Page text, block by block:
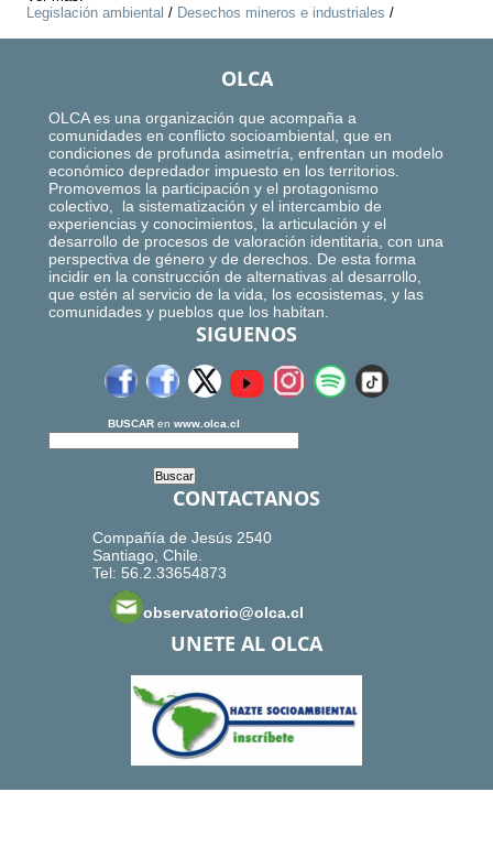
Legislación ambiental / Desechos mineros e industriales /
OLCA
OLCA es una organización que acompaña a
comunidades en conflicto socioambiental, que en
condiciones de profunda asimetría, enfrentan un modelo
económico depredador impuesto en los territorios.
Promovemos la participación y el protagonismo
colectivo, la sistematización y el intercambio de
experiencias y conocimientos, la articulación y el
desarrollo de procesos de valoración identitaria, con una
perspectiva de género y de derechos. De esta forma
incidir en la construcción de alternativas al desarrollo,
que estén al servicio de la vida, los ecosistemas, y las
comunidades y pueblos que los habitan.
SIGUENOS
BUSCAR en www.olca.cl
CONTACTANOS
Compañía de Jesús 2540
Santiago, Chile.
Tel: 56.2.33654873
observatorio@olca.cl
UNETE AL OLCA